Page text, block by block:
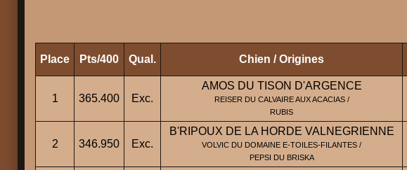
Place Pts/400 Qual. Chien / Origines
1 365.400 Exc.
AMOS DU TISON D'ARGENCE
REISER DU CALVAIRE AUX ACACIAS /
RUBIS
2 346.950 Exc.
B'RIPOUX DE LA HORDE VALNEGRIENNE
VOLVIC DU DOMAINE E-TOILES-FILANTES /
PEPSI DU BRISKA